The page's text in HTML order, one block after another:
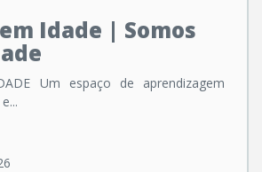
Idade | Somos
Um espaço de aprendizagem